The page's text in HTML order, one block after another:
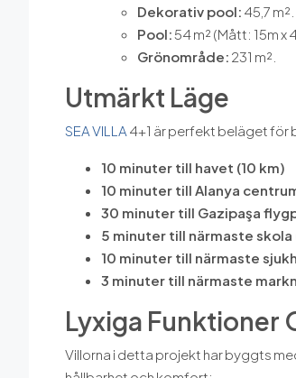
Dekorativ pool: 45,7 m².
Pool:54 m² (Mått: 15m x
Grönområde: 231 m².
Utmärkt Läge
SEA VILLA 4+1 är perfekt beläget för
10 minuter till havet (10 km)
10 minuter till Alanya
30 minuter till Gazipaşa
5 minuter till närmaste skola
10 minuter till närmaste
3 minuter till närmaste
Lyxiga Funktioner
Villorna i detta projekt har byggts